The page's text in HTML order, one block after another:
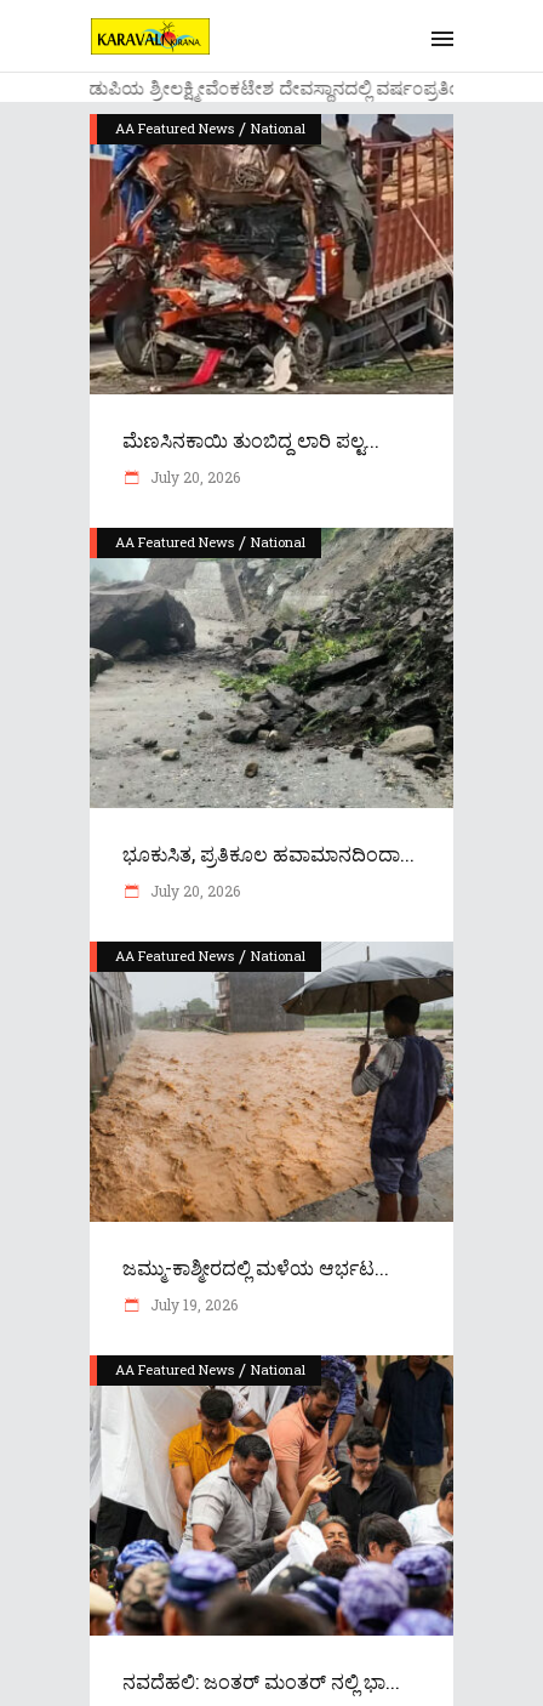
....ಉಡುಪಿಯ ಶ್ರೀಲಕ್ಷ್ಮೀವೆ೦ಕಟೇಶ ದೇವಸ್ಥಾನದಲ್ಲಿ ವರ್ಷ೦ಪ್ರತಿಯ
AA Featured News / National
ಮೆಣಸಿನಕಾಯಿ ತುಂಬಿದ್ದ ಲಾರಿ ಪಲ್ಟ...
July 20, 2026
AA Featured News / National
ಭೂಕುಸಿತ, ಪ್ರತಿಕೂಲ ಹವಾಮಾನದಿಂದಾ...
July 20, 2026
AA Featured News / National
ಜಮ್ಮು-ಕಾಶ್ಮೀರದಲ್ಲಿ ಮಳೆಯ ಆರ್ಭಟ...
July 19, 2026
AA Featured News / National
ನವದೆಹಲಿ: ಜಂತರ್ ಮಂತರ್ ನಲ್ಲಿ ಭಾ...